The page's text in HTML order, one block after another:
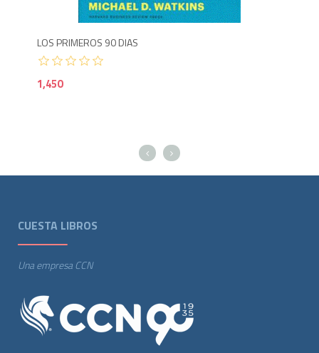
LOS PRIMEROS 90 DIAS
1,450
CUESTA LIBROS
Una empresa CCN